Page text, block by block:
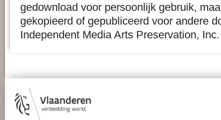
gedownload voor persoonlijk gebruik,
gekopieerd of gepubliceerd voor andere
Independent Media Arts Preservation, Inc.